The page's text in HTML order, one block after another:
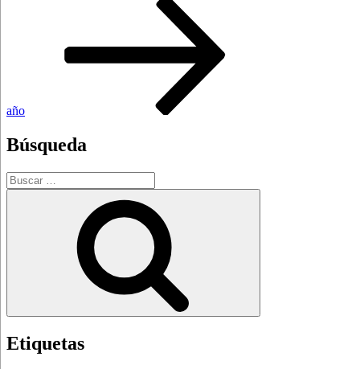
año
Búsqueda
Buscar
por:
Etiquetas